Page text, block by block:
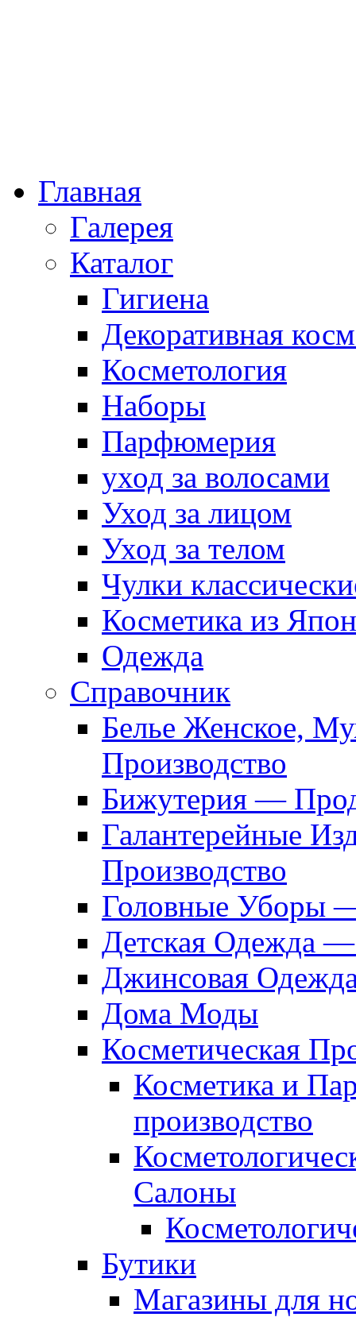
Главная
Галерея
Каталог
Гигиена
Декоративная
Косметология
Наборы
Парфюмерия
уход за волосами
Уход за лицом
Уход за телом
Чулки
Косметика из
Одежда
Справочник
Белье Женское,
Производство
Бижутерия —
Галантерейные
Производство
Головные Уборы
Детская Одежда
Джинсовая
Дома Моды
Косметическая
Косметика и
производство
Салоны
Бутики
Магазины для